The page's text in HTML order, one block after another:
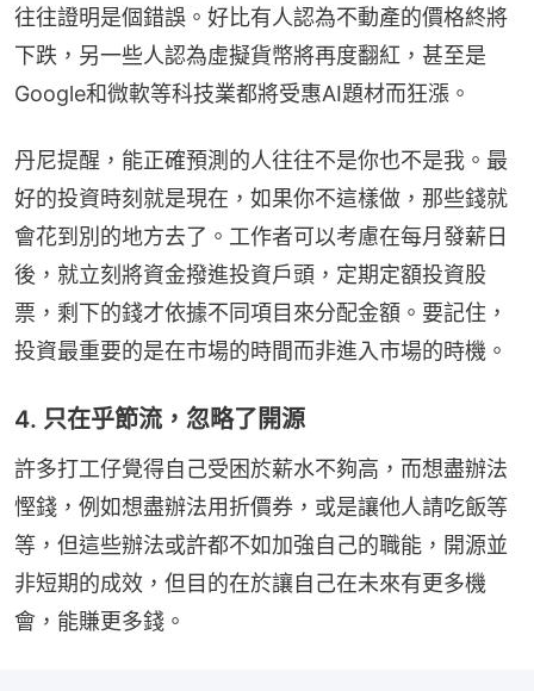
往往證明是個錯誤。好比有人認為不動產的價格終將
下跌，另一些人認為虛擬貨幣將再度翻紅，甚至是
Google和微軟等科技業都將受惠AI題材而狂漲。
丹尼提醒，能正確預測的人往往不是你也不是我。最
好的投資時刻就是現在，如果你不這樣做，那些錢就
會花到別的地方去了。工作者可以考慮在每月發薪日
後，就立刻將資金撥進投資戶頭，定期定額投資股
票，剩下的錢才依據不同項目來分配金額。要記住，
投資最重要的是在市場的時間而非進入市場的時機。
4. 只在乎節流，忽略了開源
許多打工仔覺得自己受困於薪水不夠高，而想盡辦法
慳錢，例如想盡辦法用折價券，或是讓他人請吃飯等
等，但這些辦法或許都不如加強自己的職能，開源並
非短期的成效，但目的在於讓自己在未來有更多機
會，能賺更多錢。